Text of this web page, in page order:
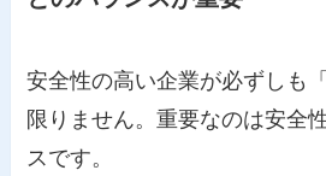
安全性の高い企業が必ずしも
限りません。重要なのは安全
スです。